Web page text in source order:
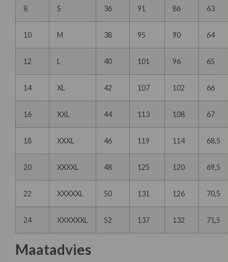
8 S 36 91 86 63
10 M 38 95 90 64
12 L 40 101 96 65
14 XL 42 107 102 66
16 XXL 44 113 108 67
18 XXXL 46 119 114 68,5
20 XXXXL 48 125 120 69,5
22 XXXXXL 50 131 126 70,5
24 XXXXXXL 52 137 132 71,5
Maatadvies